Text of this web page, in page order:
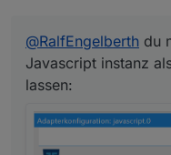
@RalfEngelberth du
Javascript instanz
lassen: